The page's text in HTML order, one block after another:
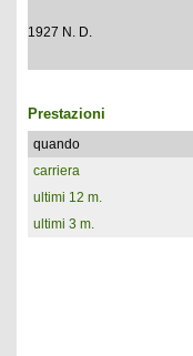
1927 N. D.
Prestazioni
quando
carriera
ultimi 12 m.
ultimi 3 m.